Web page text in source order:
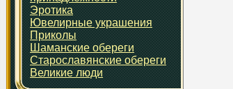
Эротика
Ювелирные украшения
Приколы
Шаманские обереги
Старославянские обереги
Великие люди